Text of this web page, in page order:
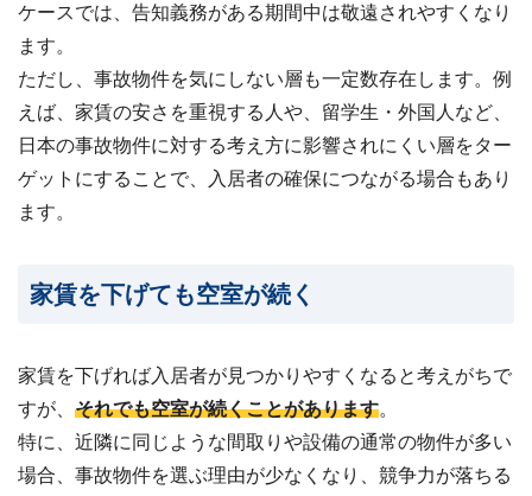
ケースでは、告知義務がある期間中は敬遠されやすくなり
ます。
ただし、事故物件を気にしない層も一定数存在します。例
えば、家賃の安さを重視する人や、留学生・外国人など、
日本の事故物件に対する考え方に影響されにくい層をター
ゲットにすることで、入居者の確保につながる場合もあり
ます。
家賃を下げても空室が続く
家賃を下げれば入居者が見つかりやすくなると考えがちで
すが、 それでも空室が続くことがあります。
特に、近隣に同じような間取りや設備の通常の物件が多い
場合、事故物件を選ぶ理由が少なくなり、競争力が落ちる